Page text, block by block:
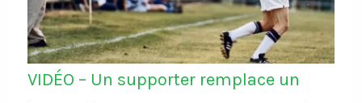
VIDÉO – Un supporter remplace un